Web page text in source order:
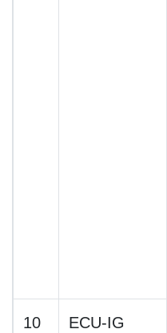
10 ECU-IG